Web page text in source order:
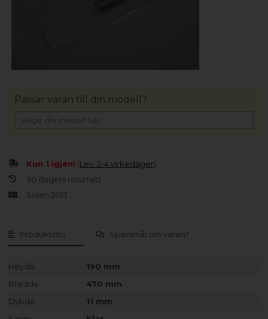
Produktinfo Spørsmål om varen?
Høyde
190 mm
Bredde
470 mm
Dybde
11 mm
Kun 1 igjen! (Lev. 2-4 virkedager).
30 dagers returrett
Siden 2013
Passar varan till din modell?